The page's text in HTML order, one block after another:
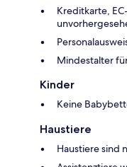
Kreditkarte,
Mindestalter
Kinder
Keine
Haustiere
Haustiere sind